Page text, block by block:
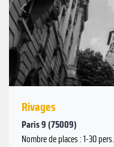
Précédent
Rivages
Paris 9 (75009)
Nombre de places : 1-30 pers.